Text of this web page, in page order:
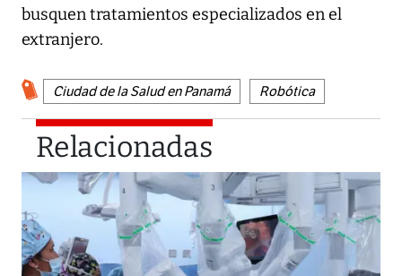
busquen tratamientos especializados en el
extranjero.
Ciudad de la Salud en Panamá Robótica
Relacionadas